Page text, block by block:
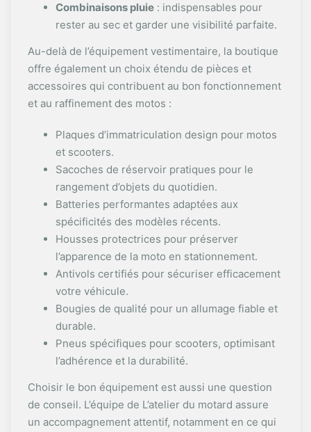
Combinaisons pluie : indispensables pour
rester au sec et garder une visibilité parfaite.
Au-delà de l’équipement vestimentaire, la boutique
offre également un choix étendu de pièces et
accessoires qui contribuent au bon fonctionnement
et au raffinement des motos :
Plaques d’immatriculation design pour motos
et scooters.
Sacoches de réservoir pratiques pour le
rangement d’objets du quotidien.
Batteries performantes adaptées aux
spécificités des modèles récents.
Housses protectrices pour préserver
l’apparence de la moto en stationnement.
Antivols certifiés pour sécuriser efficacement
votre véhicule.
Bougies de qualité pour un allumage fiable et
durable.
Pneus spécifiques pour scooters, optimisant
l’adhérence et la durabilité.
Choisir le bon équipement est aussi une question
de conseil. L’équipe de L’atelier du motard assure
un accompagnement attentif, notamment en ce qui